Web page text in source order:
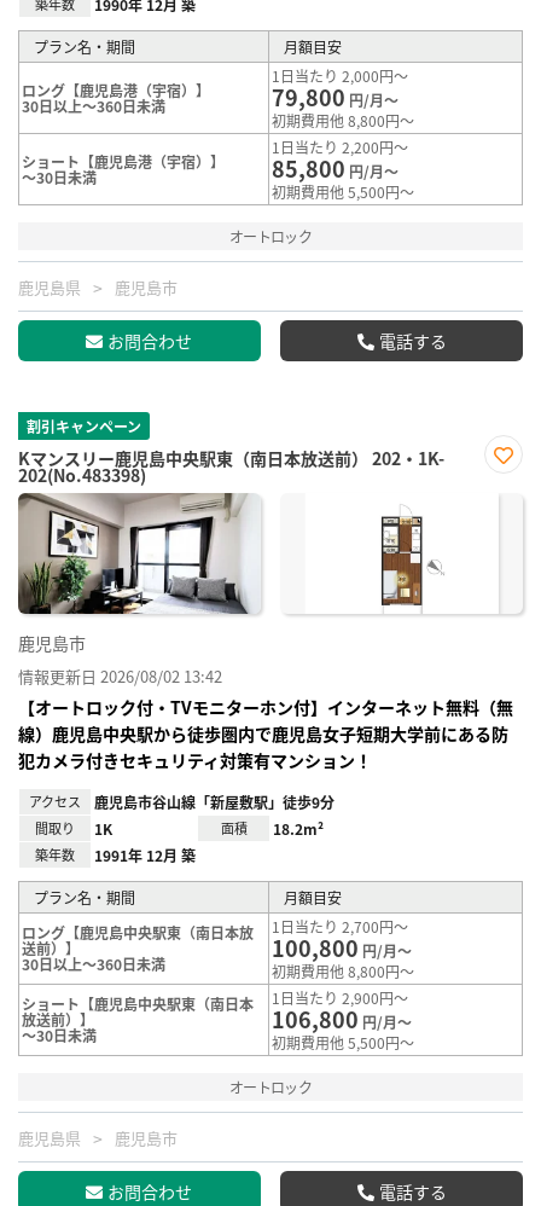
築年数 1990年 12月 築
プラン名・期間 月額目安
ロング【鹿児島港（宇宿）】
30日以上～360日未満
1日当たり 2,000円～
79,800 円/月～
初期費用他 8,800円～
ショート【鹿児島港（宇宿）】
～30日未満
1日当たり 2,200円～
85,800 円/月～
初期費用他 5,500円～
オートロック
鹿児島県 鹿児島市
お問合わせ 電話する
割引キャンペーン
Kマンスリー鹿児島中央駅東（南日本放送前） 202・1K-
202(No.483398)
に入
鹿児島市
情報更新日 2026/08/02 13:42
【オートロック付・TVモニターホン付】インターネット無料（無
線）鹿児島中央駅から徒歩圏内で鹿児島女子短期大学前にある防
犯カメラ付きセキュリティ対策有マンション！
アクセス 鹿児島市谷山線「新屋敷駅」徒歩9分
間取り 1K 面積 18.2m²
築年数 1991年 12月 築
プラン名・期間
月額目安
ロング【鹿児島中央駅東（南日本放
送前）】
30日以上～360日未満
1日当たり 2,700円～
100,800 円/月～
初期費用他 8,800円～
ショート【鹿児島中央駅東（南日本
放送前）】
～30日未満
1日当たり 2,900円～
106,800 円/月～
初期費用他 5,500円～
オートロック
鹿児島県 鹿児島市
お問合わせ 電話する